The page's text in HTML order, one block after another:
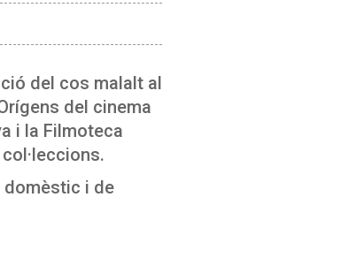
del cos malalt al
del cinema
i la Filmoteca
domèstic i de